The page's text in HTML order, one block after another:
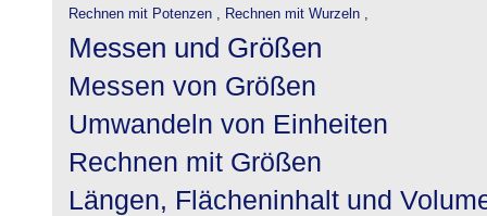
Rechnen mit Potenzen , Rechnen mit Wurzeln ,
Messen und Größen
Messen von Größen
Umwandeln von Einheiten
Rechnen mit Größen
Längen, Flächeninhalt und